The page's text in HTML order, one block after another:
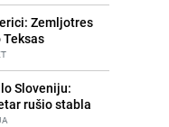
vode u dijelu
u kontrole,
HERCEGOVINA
Zemljotres
Sloveniju:
rušio stabla